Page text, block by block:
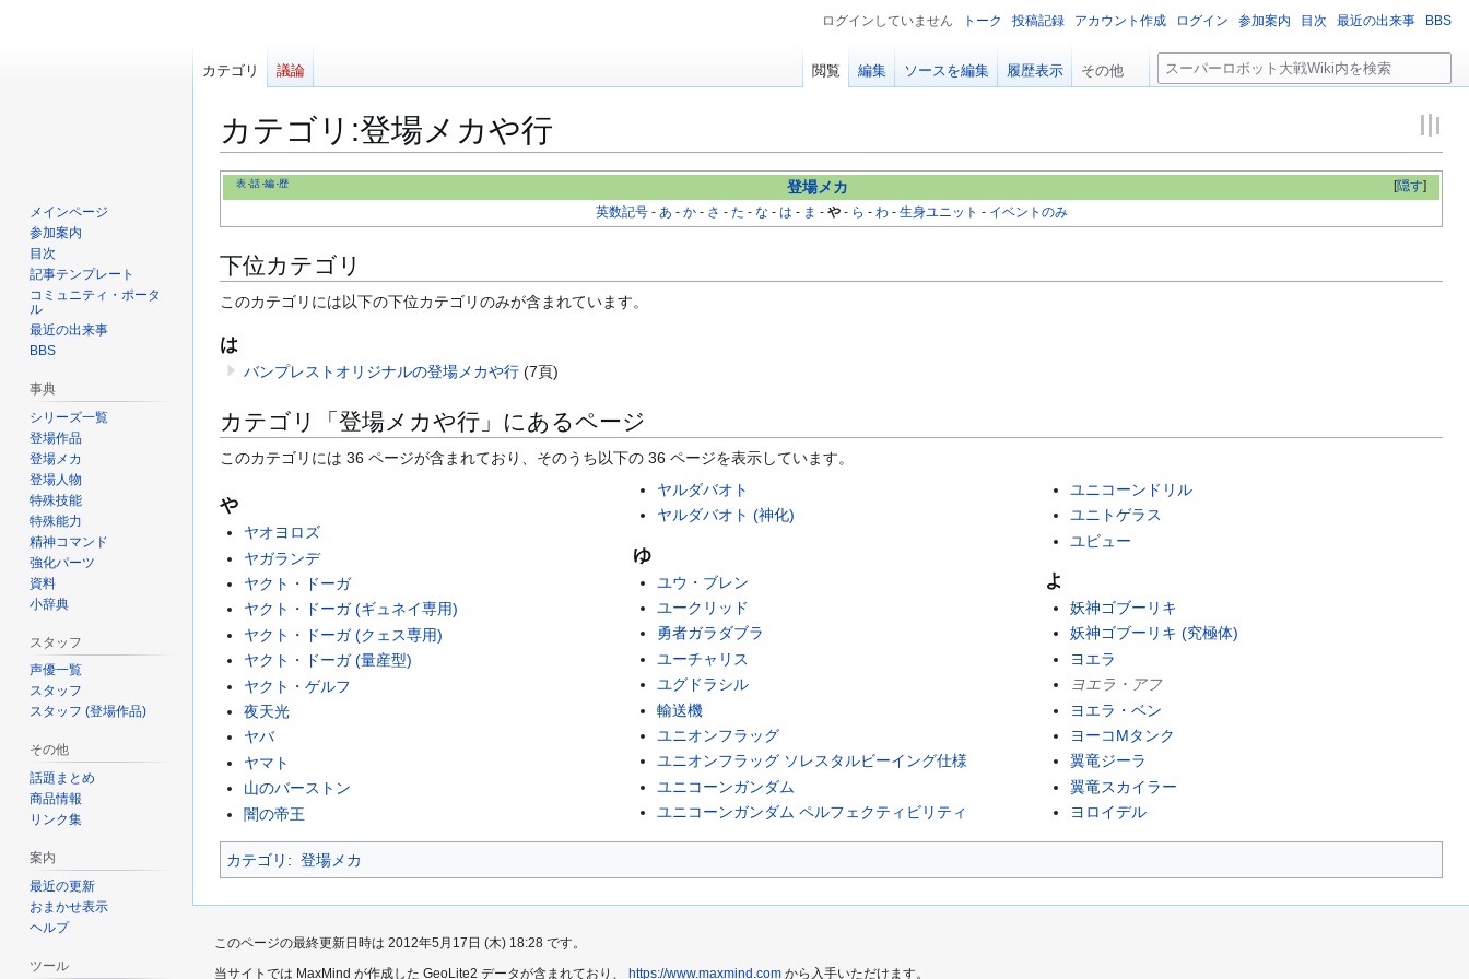
カテゴリ :登場メカや行
ビ
ゲ
ー
シ
ョ
に
移
索
に
移
動
[隠す]
表 話 編 歴 登場メカ
英数記号- あ - か- さ - た - な - は - ま - や- ら - わ- 生身ユニット - イベントのみ
下位カテゴリ
このカテゴリには以下の下位カテゴリのみが含まれています。
は
バンプレストオリジナルの登場メカや行 (7頁)
カテゴリ「登場メカや行」にあるページ
このカテゴリには 36 ページが含まれており、そのうち以下の 36 ページを表示しています。
や
ヤオヨロズ
ヤガランデ
ヤクト・ドーガ
ヤクト・ドーガ (ギュネイ専用)
ヤクト・ドーガ (クェス専用)
ヤクト・ドーガ (量産型)
ヤクト・ゲルフ
夜天光
ヤバ
ヤマト
山のバーストン
闇の帝王
ヤルダバオト
ヤルダバオト (神化)
ゆ
ユウ・ブレン
ユークリッド
勇者ガラダブラ
ユーチャリス
ユグドラシル
輸送機
ユニオンフラッグ
ユニオンフラッグ ソレスタルビーイング仕様
ユニコーンガンダム
ユニコーンガンダム ペルフェクティビリティ
ユニコーンドリル
ユニトゲラス
ユビュー
よ
妖神ゴブーリキ
妖神ゴブーリキ (究極体)
ヨエラ
ヨエラ・アフ
ヨエラ・ベン
ヨーコMタンク
翼竜ジーラ
翼竜スカイラー
ヨロイデル
カテゴリ : 登場メカ
ログインしていません トーク 投稿記録 アカウント作成 ログイン 参加案内 目次 最近の出来事 BBS
カテゴリ 議論 閲覧 編集 ソースを編集 履歴表示 その他
検
索
メインページ
参加案内
目次
記事テンプレート
コミュニティ・ポータ
ル
最近の出来事
BBS
事典
シリーズ一覧
登場作品
登場メカ
登場人物
特殊技能
特殊能力
精神コマンド
強化パーツ
資料
小辞典
スタッフ
声優一覧
スタッフ
スタッフ (登場作品)
その他
話題まとめ
商品情報
リンク集
案内
最近の更新
おまかせ表示
ヘルプ
ツール
このページの最終更新日時は 2012年5月17日 (木) 18:28 です。
当サイトでは MaxMind が作成した GeoLite2 データが含まれており、
https://www.maxmind.com から入手いただけます。